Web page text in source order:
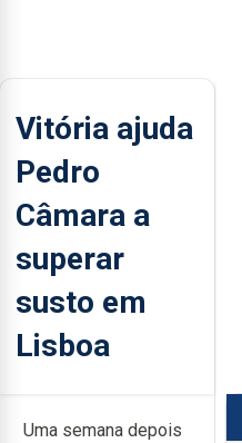
Vitória ajuda
Pedro
Câmara a
superar
susto em
Lisboa
Uma semana depois